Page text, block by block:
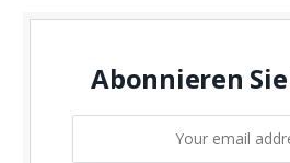
Abonnieren